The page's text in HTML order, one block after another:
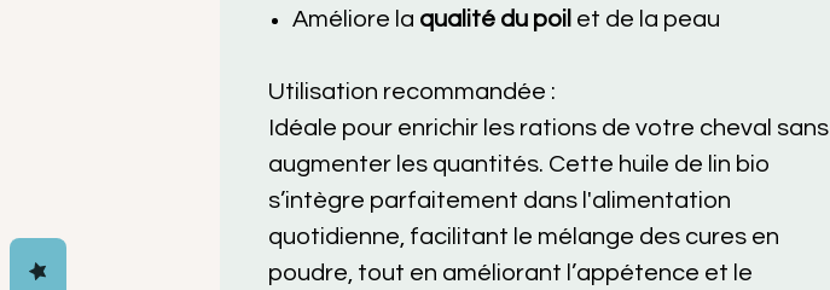
Améliore la qualité du poil et de la peau
Utilisation recommandée :
Idéale pour enrichir les rations de votre cheval sans
augmenter les quantités. Cette huile de lin bio
s’intègre parfaitement dans l'alimentation
quotidienne, facilitant le mélange des cures en
poudre, tout en améliorant l’appétence et le